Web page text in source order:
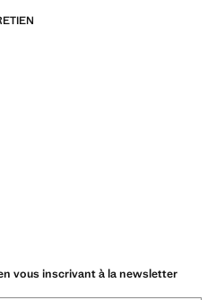
vous inscrivant à la newsletter